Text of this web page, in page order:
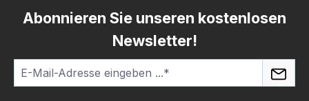
Abonnieren Sie unseren kostenlosen
Newsletter!